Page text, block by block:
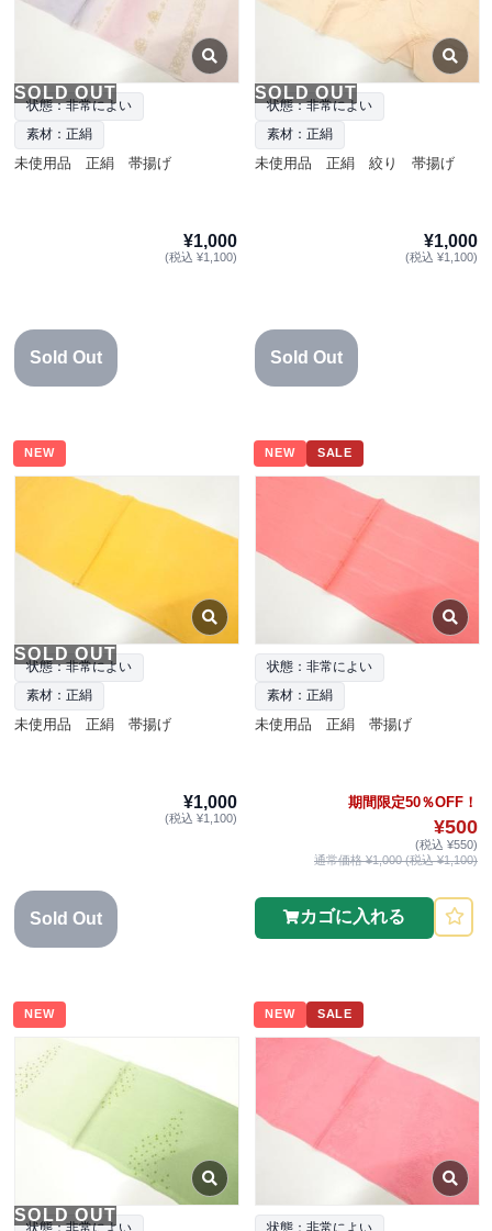
SOLD OUT
状態：非常によい
素材：正絹
未使用品 正絹 帯揚げ
¥1,000
(税込 ¥1,100)
Sold Out
SOLD OUT
状態：非常によい
素材：正絹
未使用品 正絹 絞り 帯揚げ
¥1,000
(税込 ¥1,100)
Sold Out
NEW
SOLD OUT
状態：非常によい
素材：正絹
未使用品 正絹 帯揚げ
¥1,000
(税込 ¥1,100)
Sold Out
NEW SALE
状態：非常によい
素材：正絹
未使用品 正絹 帯揚げ
期間限定50％OFF！
¥500
(税込 ¥550)
通常価格 ¥1,000 (税込 ¥1,100)
カゴに入れる
NEW
SOLD OUT
NEW SALE